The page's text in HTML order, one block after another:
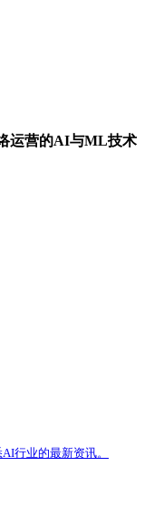
运营的AI与ML技术
行业的最新资讯。